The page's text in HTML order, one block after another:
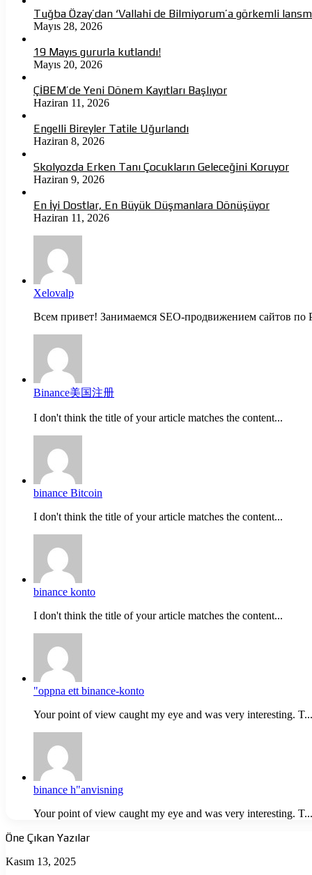
Tuğba Özay’dan ‘Vallahi de Bilmiyorum’a görkemli
Mayıs 28, 2026
19 Mayıs gururla kutlandı!
Mayıs 20, 2026
ÇİBEM’de Yeni Dönem Kayıtları Başlıyor
Haziran 11, 2026
Engelli Bireyler Tatile Uğurlandı
Haziran 8, 2026
Skolyozda Erken Tanı Çocukların Geleceğini Koruyor
Haziran 9, 2026
En İyi Dostlar, En Büyük Düşmanlara Dönüşüyor
Haziran 11, 2026
Xelovalp
Всем привет! Занимаемся SEO-продвижением сайтов по
Binance美国注册
I don't think the title of your article matches the content...
binance Bitcoin
I don't think the title of your article matches the content...
binance konto
I don't think the title of your article matches the content...
"oppna ett binance-konto
Your point of view caught my eye and was very interesting. T...
binance h"anvisning
Your point of view caught my eye and was very interesting. T...
Öne Çıkan Yazılar
Ölüme
Kasım 13, 2025